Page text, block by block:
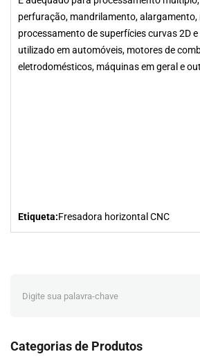
perfuração, mandrilamento,
processamento de superfícies curvas 2D
utilizado em automóveis, motores de
eletrodomésticos, máquinas em geral e
Etiqueta:Fresadora horizontal CNC
Categorias de Produtos